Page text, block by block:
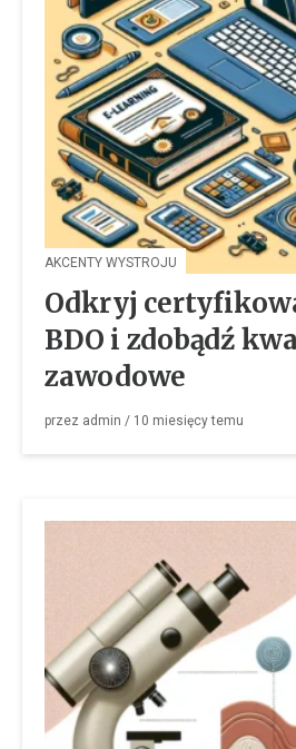
AKCENTY WYSTROJU
Odkryj
BDO i zdobądź
zawodowe
przez admin / 10 miesięcytemu